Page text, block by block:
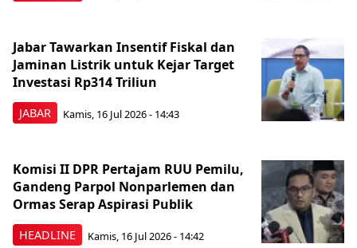
JABAR
Jabar Tawarkan Insentif Fiskal dan
Jaminan Listrik untuk Kejar Target
Investasi Rp314 Triliun
Kamis, 16 Jul 2026 - 14:43
HEADLINE
Komisi II DPR Pertajam RUU Pemilu,
Gandeng Parpol Nonparlemen dan
Ormas Serap Aspirasi Publik
Kamis, 16 Jul 2026 - 14:42